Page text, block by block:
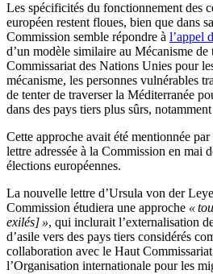
Les spécificités du fonctionnement des
européen restent floues, bien que dans
Commission semble répondre à l’appel
d’un modèle similaire au Mécanisme
Commissariat des Nations Unies pour
mécanisme, les personnes vulnérables
de tenter de traverser la Méditerranée
dans des pays tiers plus sûrs,
Cette approche avait été mentionnée
lettre adressée à la Commission en mai
élections européennes.
La nouvelle lettre d’Ursula von der
Commission étudiera une approche «
exilés] », qui inclurait l’externalisation
d’asile vers des pays tiers considérés
collaboration avec le Haut
l’Organisation internationale pour les